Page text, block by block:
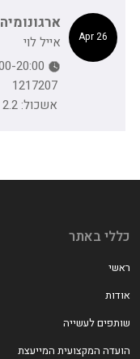
26 Apr
ארגונומיה
אייל לוי
אשכול: 2.2
כללי באתר
ראשי
אודות
שותפים לעשייה
הועדה המקצועית המייעצת